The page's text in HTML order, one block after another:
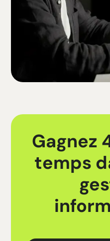
Gagnez
temps